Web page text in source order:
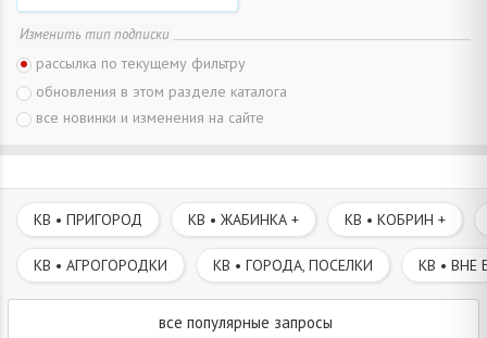
Изменить тип подписки
рассылка по текущему фильтру
обновления в этом разделе каталога
все новинки и изменения на сайте
КВ • ПРИГОРОД КВ • ЖАБИНКА + КВ • КОБРИН +
КВ • АГРОГОРОДКИ КВ • ГОРОДА, ПОСЕЛКИ КВ • ВНЕ
все популярные запросы